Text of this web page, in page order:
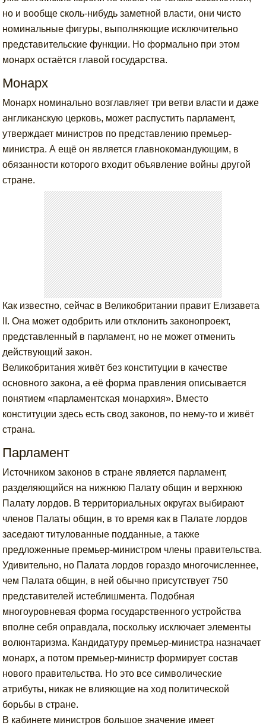
но и вообще сколь-нибудь заметной власти, они чисто
номинальные фигуры, выполняющие исключительно
представительские функции. Но формально при этом
монарх остаётся главой государства.
Монарх
Монарх номинально возглавляет три ветви власти и даже
англиканскую церковь, может распустить парламент,
утверждает министров по представлению премьер-
министра. А ещё он является главнокомандующим, в
обязанности которого входит объявление войны другой
стране.
Как известно, сейчас в Великобритании правит Елизавета
II. Она может одобрить или отклонить законопроект,
представленный в парламент, но не может отменить
действующий закон.
Великобритания живёт без конституции в качестве
основного закона, а её форма правления описывается
понятием «парламентская монархия». Вместо
конституции здесь есть свод законов, по нему-то и живёт
страна.
Парламент
Источником законов в стране является парламент,
разделяющийся на нижнюю Палату общин и верхнюю
Палату лордов. В территориальных округах выбирают
членов Палаты общин, в то время как в Палате лордов
заседают титулованные подданные, а также
предложенные премьер-министром члены правительства.
Удивительно, но Палата лордов гораздо многочисленнее,
чем Палата общин, в ней обычно присутствует 750
представителей истеблишмента. Подобная
многоуровневая форма государственного устройства
вполне себя оправдала, поскольку исключает элементы
волюнтаризма. Кандидатуру премьер-министра назначает
монарх, а потом премьер-министр формирует состав
нового правительства. Но это все символические
атрибуты, никак не влияющие на ход политической
борьбы в стране.
В кабинете министров большое значение имеет